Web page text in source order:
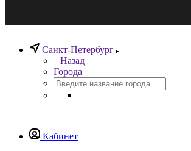
Санкт-Петербург
Назад
Города
Кабинет